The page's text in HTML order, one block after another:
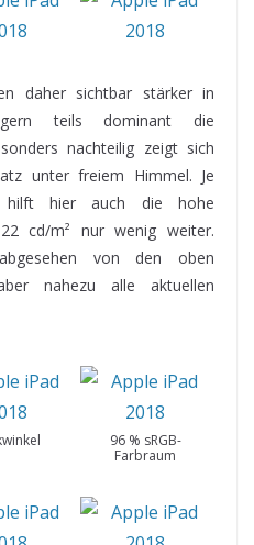
daher sichtbar stärker in
teils dominant die
nachteilig zeigt sich
unter freiem Himmel. Je
hilft hier auch die hohe
cd/m² nur wenig weiter.
von den oben
nahezu alle aktuellen
96 % sRGB-
Farbraum